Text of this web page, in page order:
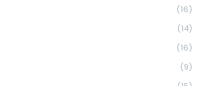
(16)
(14)
(16)
(9)